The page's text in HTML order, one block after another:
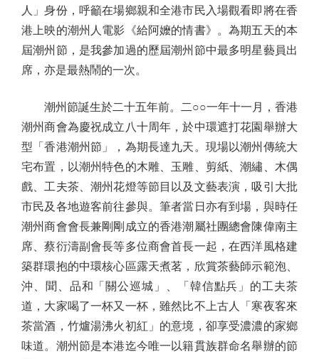
人」身份，呼籲在場鄉親和全港市民入場觀看即將在香
港上映的潮州人電影《給阿嬤的情書》。為期五天的本
屆潮州節，是我參加過的歷屆潮州節中最多明星藝員出
席，亦是最熱鬧的一次。
潮州節誕生於二十五年前。二○○一年十一月，香港
潮州商會為慶祝成立八十周年，於中環遮打花園舉辦大
型「香港潮州節」，為期長達九天。現場以潮州傳統大
宅布置，以潮州特色的木雕、玉雕、剪紙、潮繡、木偶
戲、工夫茶、潮州花燈等節目以及文藝表演，吸引大批
市民及各地遊客前往參與。筆者當日亦有到場，與時任
潮州商會會長兼剛剛成立的香港潮屬社團總會陳偉南主
席、蔡衍濤副會長等多位商會首長一起，在西洋風格建
築群環抱的中環核心區露天煮茗，欣賞茶藝師示範泡、
沖、聞、品和「關公巡城」、「韓信點兵」的工夫茶
道，大家喝了一杯又一杯，雖然比不上古人「寒夜客來
茶當酒，竹爐湯沸火初紅」的意境，卻享受濃濃的家鄉
味道。潮州節是本港迄今唯一以籍貫族群命名舉辦的節